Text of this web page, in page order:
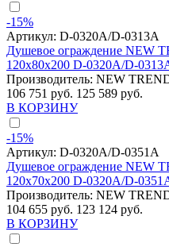
-15%
Артикул: D-0320A/D-0313A
Душевое ограждение NEW
120x80x200 D-0320A/D-
Производитель: NEW
106 751 руб. 125 589 руб.
В КОРЗИНУ
-15%
Артикул: D-0320A/D-0351A
Душевое ограждение NEW
120x70x200 D-0320A/D-
Производитель: NEW
104 655 руб. 123 124 руб.
В КОРЗИНУ